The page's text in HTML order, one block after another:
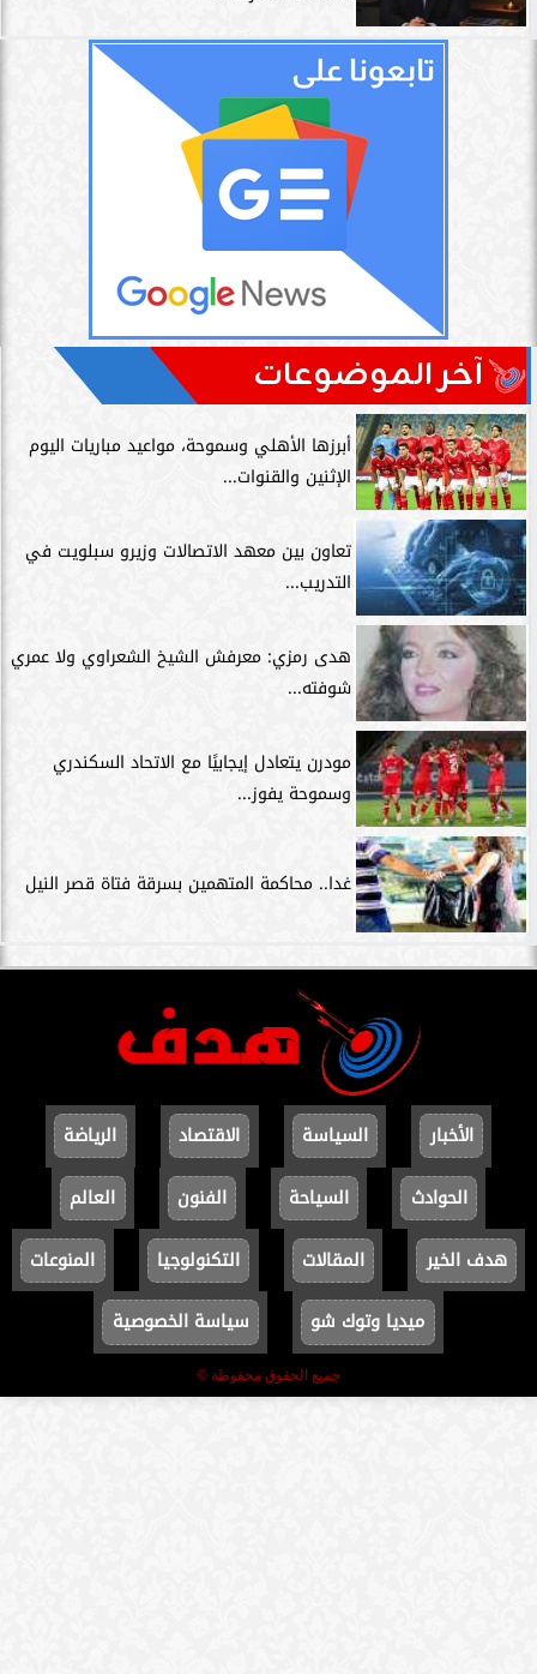
آخر الموضوعات
أبرزها الأهلي وسموحة، مواعيد مباريات اليوم
الإثنين والقنوات...
تعاون بين معهد الاتصالات وزيرو سبلويت في
التدريب...
هدى رمزي: معرفش الشيخ الشعراوي ولا عمري
شوفته...
مودرن يتعادل إيجابيًا مع الاتحاد السكندري
وسموحة يفوز...
غدا.. محاكمة المتهمين بسرقة فتاة قصر النيل
الأخبار السياسة الاقتصاد
الرياضة
الحوادث
السياحة الفنون
العالم
هدف الخير
المقالات التكنولوجيا
المنوعات
ميديا وتوك شو
سياسة الخصوصية
جميع الحقوق محفوظة ©